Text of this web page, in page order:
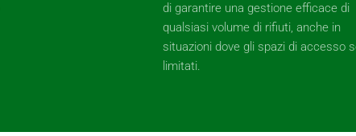
di garantire una gestione efficace di
qualsiasi volume di rifiuti, anche in
situazioni dove gli spazi di accesso
limitati.